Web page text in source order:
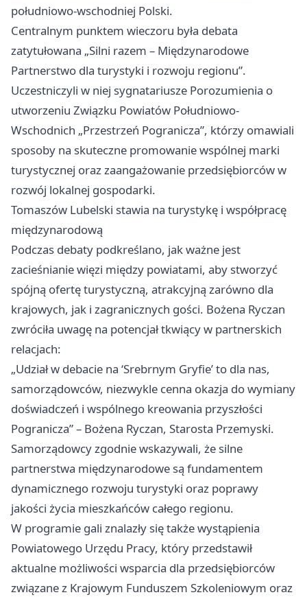
południowo-wschodniej Polski.
Centralnym punktem wieczoru była debata
zatytułowana „Silni razem – Międzynarodowe
Partnerstwo dla turystyki i rozwoju regionu”.
Uczestniczyli w niej sygnatariusze Porozumienia o
utworzeniu Związku Powiatów Południowo-
Wschodnich „Przestrzeń Pogranicza”, którzy omawiali
sposoby na skuteczne promowanie wspólnej marki
turystycznej oraz zaangażowanie przedsiębiorców w
rozwój lokalnej gospodarki.
Tomaszów Lubelski stawia na turystykę i współpracę
międzynarodową
Podczas debaty podkreślano, jak ważne jest
zacieśnianie więzi między powiatami, aby stworzyć
spójną ofertę turystyczną, atrakcyjną zarówno dla
krajowych, jak i zagranicznych gości. Bożena Ryczan
zwróciła uwagę na potencjał tkwiący w partnerskich
relacjach:
„Udział w debacie na ‘Srebrnym Gryfie’ to dla nas,
samorządowców, niezwykle cenna okazja do wymiany
doświadczeń i wspólnego kreowania przyszłości
Pogranicza” – Bożena Ryczan, Starosta Przemyski.
Samorządowcy zgodnie wskazywali, że silne
partnerstwa międzynarodowe są fundamentem
dynamicznego rozwoju turystyki oraz poprawy
jakości życia mieszkańców całego regionu.
W programie gali znalazły się także wystąpienia
Powiatowego Urzędu Pracy, który przedstawił
aktualne możliwości wsparcia dla przedsiębiorców
związane z Krajowym Funduszem Szkoleniowym oraz